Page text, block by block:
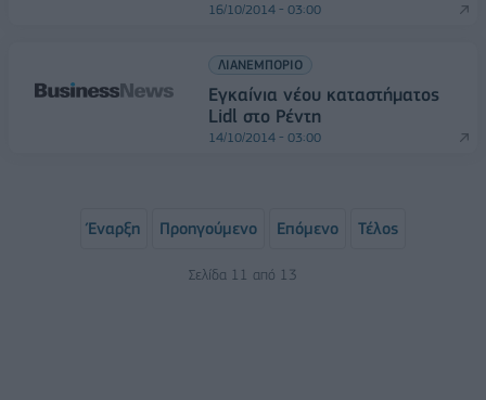
16/10/2014 - 03:00
ΛΙΑΝΕΜΠΟΡΙΟ
Εγκαίνια νέου καταστήματος
Lidl στο Ρέντη
14/10/2014 - 03:00
Έναρξη Προηγούμενο Επόμενο Τέλος
Σελίδα 11 από 13